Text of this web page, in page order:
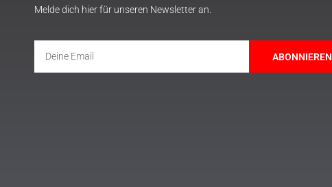
Melde dich hier für unseren Newsletter an.
ABONNIEREN